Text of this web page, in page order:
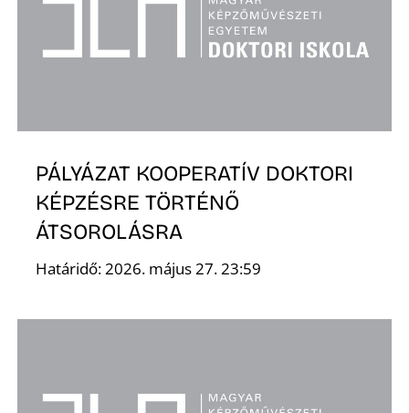
PÁLYÁZAT KOOPERATÍV DOKTORI
KÉPZÉSRE TÖRTÉNŐ
ÁTSOROLÁSRA
Határidő: 2026. május 27. 23:59